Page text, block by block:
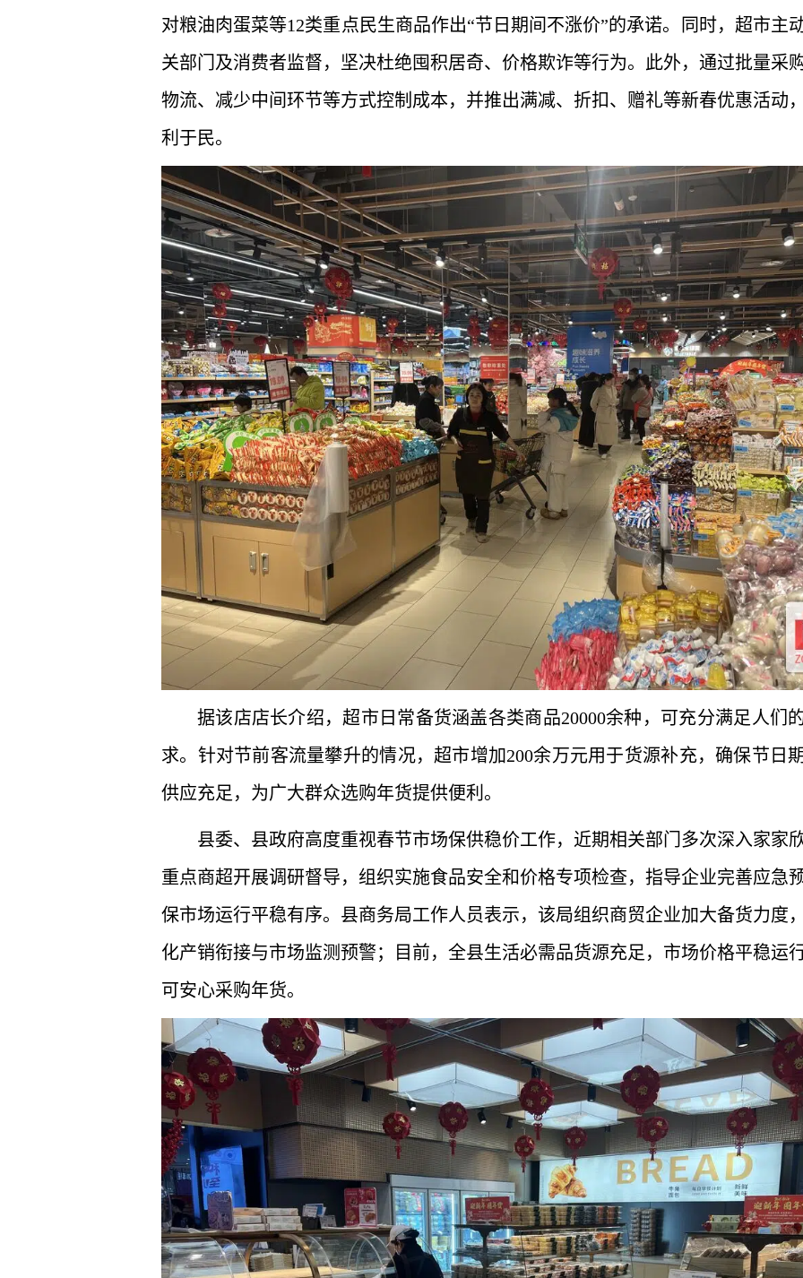
对粮油肉蛋菜等12类重点民生商品作出“节日期间不涨价”的承诺。同时，超市主
关部门及消费者监督，坚决杜绝囤积居奇、价格欺诈等行为。此外，通过批量采
物流、减少中间环节等方式控制成本，并推出满减、折扣、赠礼等新春优惠活动
利于民。
据该店店长介绍，超市日常备货涵盖各类商品20000余种，可充分满足人们
求。针对节前客流量攀升的情况，超市增加200余万元用于货源补充，确保节日
供应充足，为广大群众选购年货提供便利。
县委、县政府高度重视春节市场保供稳价工作，近期相关部门多次深入家家
重点商超开展调研督导，组织实施食品安全和价格专项检查，指导企业完善应急
保市场运行平稳有序。县商务局工作人员表示，该局组织商贸企业加大备货力度
化产销衔接与市场监测预警；目前，全县生活必需品货源充足，市场价格平稳运
可安心采购年货。